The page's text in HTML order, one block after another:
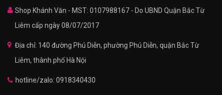
Shop Khánh Văn - MST: 0107988167 - Do UBND Quận Bắc Từ
Liêm cấp ngày 08/07/2017
Địa chỉ: 140 đường Phú Diễn, phường Phú Diễn, quận Bắc Từ
Liêm, thành phố Hà Nội
hotline/zalo: 0918340430